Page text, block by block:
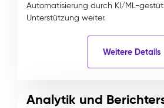
Automatisierung durch KI/ML-
Unterstützung weiter.
Weitere Details
Analytik und